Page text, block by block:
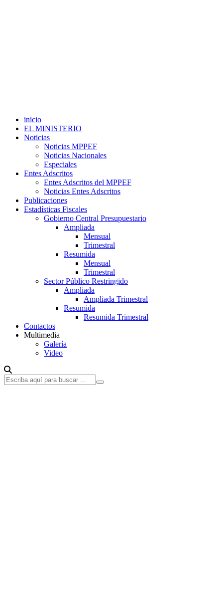
inicio
EL MINISTERIO
Noticias
Noticias MPPEF
Noticias Nacionales
Especiales
Entes Adscritos
Entes Adscritos del MPPEF
Noticias Entes Adscritos
Publicaciones
Estadísticas Fiscales
Gobierno Central Presupuestario
Ampliada
Mensual
Trimestral
Resumida
Mensual
Trimestral
Sector Público Restringido
Ampliada
Ampliada Trimestral
Resumida
Resumida Trimestral
Contactos
Multimedia
Galería
Video